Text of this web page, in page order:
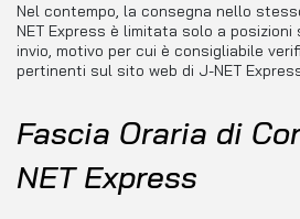
Nel contempo, la consegna nello
NET Express è limitata solo a
invio, motivo per cui è consigliabile
pertinenti sul sito web di J-NET
Fascia Oraria di
NET Express